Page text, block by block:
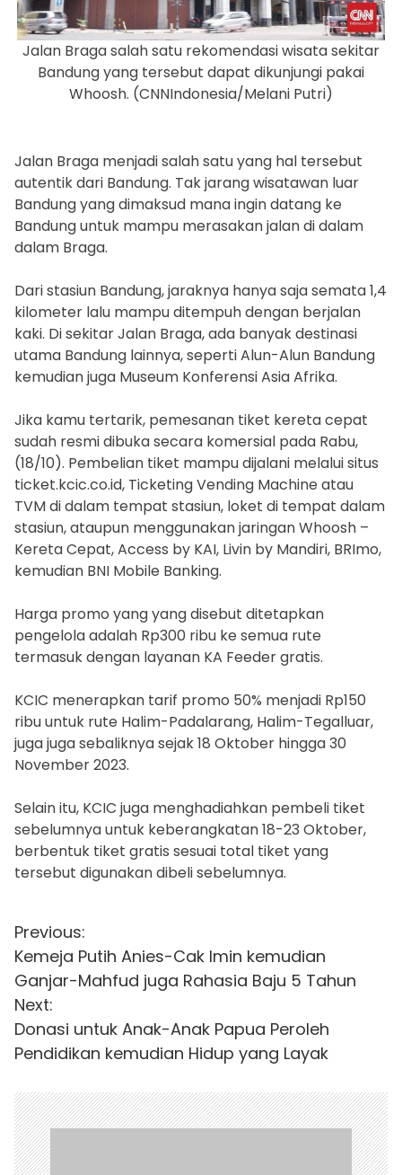
Jalan Braga salah satu rekomendasi wisata sekitar
Bandung yang tersebut dapat dikunjungi pakai
Whoosh. (CNNIndonesia/Melani Putri)
Jalan Braga menjadi salah satu yang hal tersebut
autentik dari Bandung. Tak jarang wisatawan luar
Bandung yang dimaksud mana ingin datang ke
Bandung untuk mampu merasakan jalan di dalam
dalam Braga.
Dari stasiun Bandung, jaraknya hanya saja semata 1,4
kilometer lalu mampu ditempuh dengan berjalan
kaki. Di sekitar Jalan Braga, ada banyak destinasi
utama Bandung lainnya, seperti Alun-Alun Bandung
kemudian juga Museum Konferensi Asia Afrika.
Jika kamu tertarik, pemesanan tiket kereta cepat
sudah resmi dibuka secara komersial pada Rabu,
(18/10). Pembelian tiket mampu dijalani melalui situs
ticket.kcic.co.id, Ticketing Vending Machine atau
TVM di dalam tempat stasiun, loket di tempat dalam
stasiun, ataupun menggunakan jaringan Whoosh –
Kereta Cepat, Access by KAI, Livin by Mandiri, BRImo,
kemudian BNI Mobile Banking.
Harga promo yang yang disebut ditetapkan
pengelola adalah Rp300 ribu ke semua rute
termasuk dengan layanan KA Feeder gratis.
KCIC menerapkan tarif promo 50% menjadi Rp150
ribu untuk rute Halim-Padalarang, Halim-Tegalluar,
juga juga sebaliknya sejak 18 Oktober hingga 30
November 2023.
Selain itu, KCIC juga menghadiahkan pembeli tiket
sebelumnya untuk keberangkatan 18-23 Oktober,
berbentuk tiket gratis sesuai total tiket yang
tersebut digunakan dibeli sebelumnya.
N
a
v
i
g
a
s
i
Previous:
Kemeja Putih Anies-Cak Imin kemudian
Ganjar-Mahfud juga Rahasia Baju 5 Tahun
Next:
Donasi untuk Anak-Anak Papua Peroleh
Pendidikan kemudian Hidup yang Layak